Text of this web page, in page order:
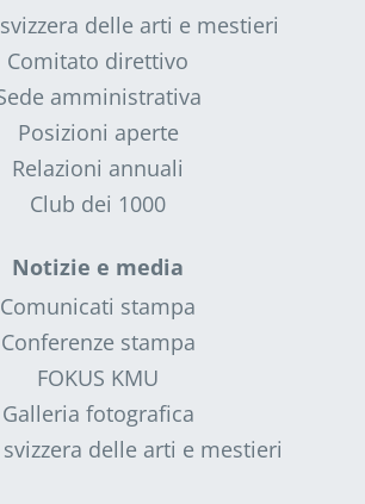
delle arti e mestieri
Comitato direttivo
amministrativa
Posizioni aperte
Relazioni annuali
Club dei 1000
Notizie e media
Comunicati stampa
Conferenze stampa
FOKUS KMU
Galleria fotografica
svizzera delle arti e mestieri